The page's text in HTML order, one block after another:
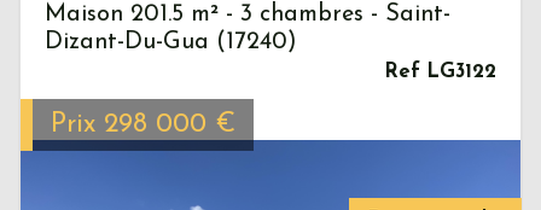
Maison 201.5 m² - 3 chambres - Saint-
Dizant-Du-Gua (17240)
Ref LG3122
Prix 298 000 €